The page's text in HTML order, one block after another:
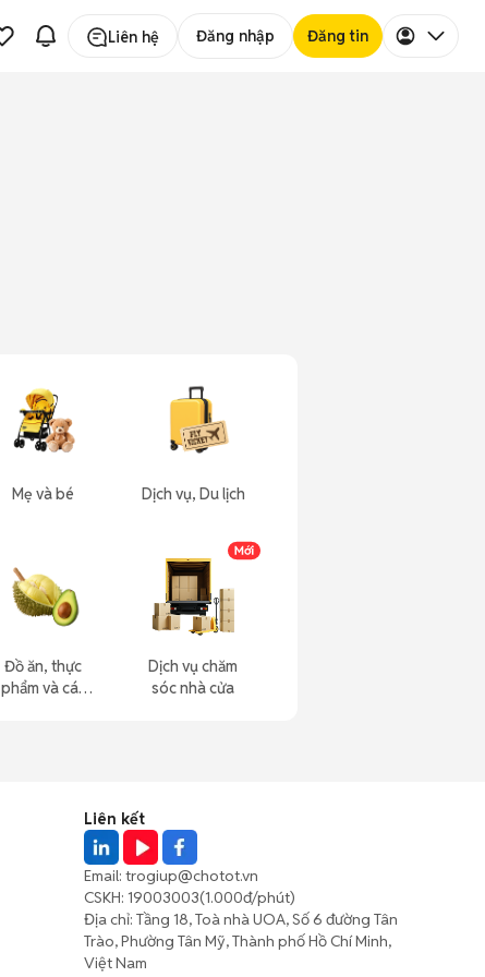
Liên hệ Đăng nhập Đăng tin
Mẹ và bé
Đồ ăn, thực
phẩm và các
Dịch vụ, Du lịch
Dịch vụ chăm
sóc nhà cửa
Liên kết
Email: trogiup@chotot.vn
CSKH: 19003003(1.000đ/phút)
Địa chỉ: Tầng 18, Toà nhà UOA, Số 6 đường Tân
Trào, Phường Tân Mỹ, Thành phố Hồ Chí Minh,
Việt Nam